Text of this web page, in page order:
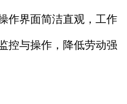
作界面简洁直观，工作
控与操作，降低劳动强